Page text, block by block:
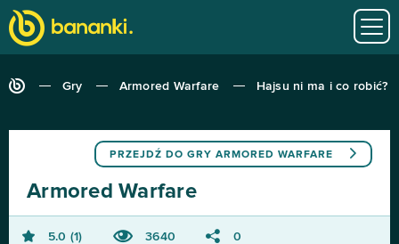
Gry Armored Warfare Hajsu ni ma i co robić?
PRZEJDŹ DO GRY ARMORED WARFARE
Armored Warfare
5.0 1 3640 0